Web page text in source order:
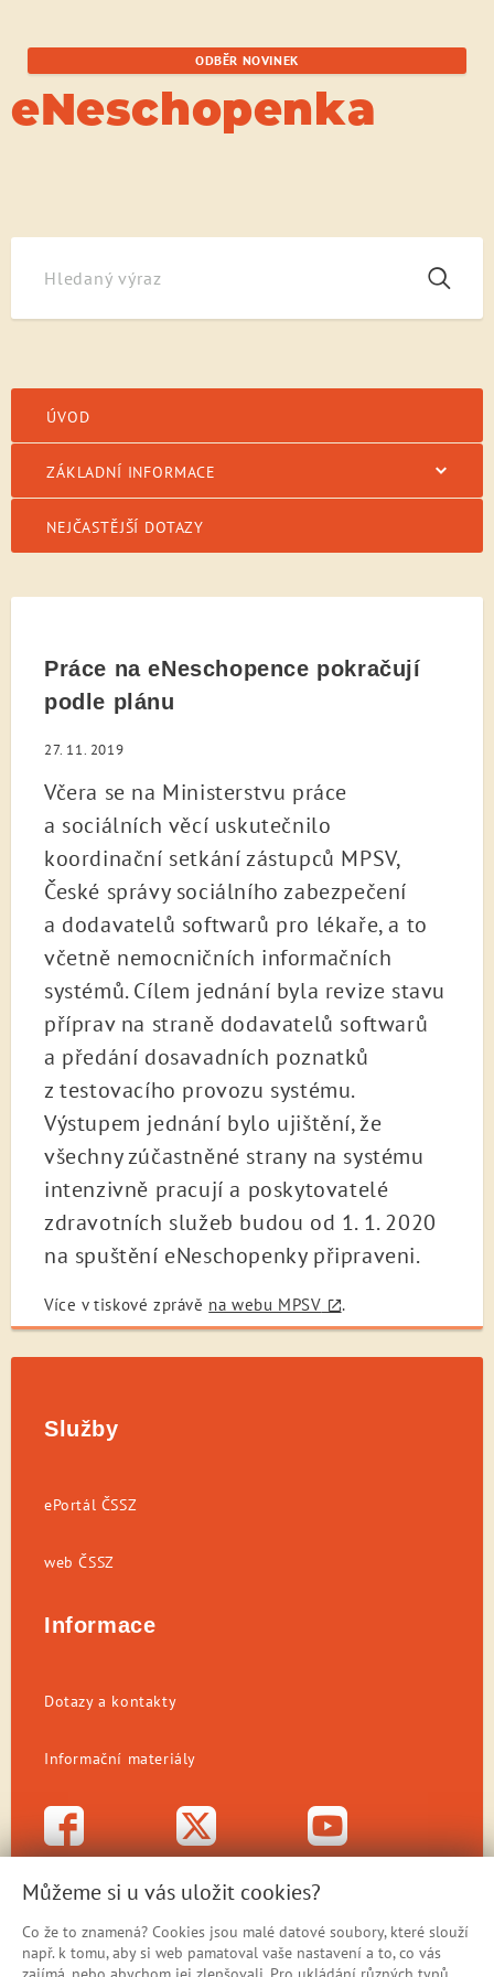
eNeschopenka
Aktuality
ÚVOD
ZÁKLADNÍ INFORMACE
NEJČASTĚJŠÍ DOTAZY
Práce na eNeschopence pokračují
podle plánu
27. 11. 2019
Včera se na Ministerstvu práce
a sociálních věcí uskutečnilo
koordinační setkání zástupců MPSV,
České správy sociálního zabezpečení
a dodavatelů softwarů pro lékaře, a to
včetně nemocničních informačních
systémů. Cílem jednání byla revize stavu
příprav na straně dodavatelů softwarů
a předání dosavadních poznatků
z testovacího provozu systému.
Výstupem jednání bylo ujištění, že
všechny zúčastněné strany na systému
intenzivně pracují a poskytovatelé
zdravotních služeb budou od 1. 1. 2020
na spuštění eNeschopenky připraveni.
Více v tiskové zprávě na webu MPSV .
ODBĚR NOVINEK
Služby
ePortál ČSSZ
web ČSSZ
Informace
Dotazy a kontakty
Informační materiály
Můžeme si u vás uložit cookies?
Co že to znamená? Cookies jsou malé datové soubory, které slouží
např. k tomu, aby si web pamatoval vaše nastavení a to, co vás